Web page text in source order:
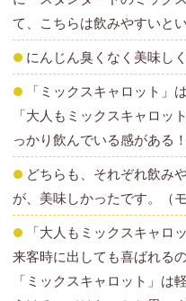
て、こちらは飲みやすいと
にんじん臭くなく美味し
「ミックスキャロット」
「大人もミックスキャロッ
っかり飲んでいる感がある
どちらも、それぞれ飲み
が、美味しかったです。（
「大人もミックスキャロ
来客時に出しても喜ばれる
「ミックスキャロット」は